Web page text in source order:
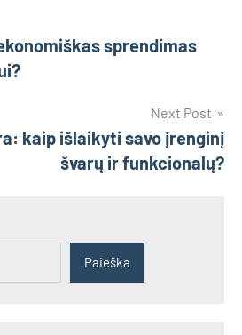
sprendimas
Next Post
kaip išlaikyti savo įrenginį
švarų ir funkcionalų?
Paieška